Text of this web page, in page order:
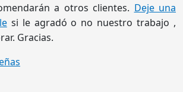
a otros clientes. Deje una
si le agradó o no nuestro trabajo ,
Gracias.